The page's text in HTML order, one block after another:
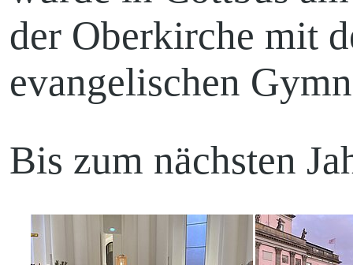
der Oberkirche mit
evangelischen
Bis zum nächsten